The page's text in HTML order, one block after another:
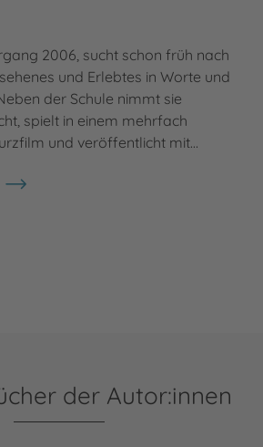
2006, sucht schon früh nach
und Erlebtes in Worte und
der Schule nimmt sie
spielt in einem mehrfach
und veröffentlicht mit…
der Autor:innen